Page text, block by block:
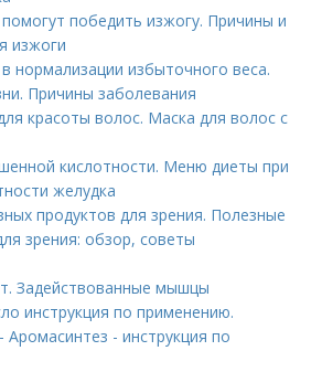
победить изжогу. Причины и
изжоги
нормализации избыточного веса.
Причины заболевания
красоты волос. Маска для волос с
кислотности. Меню диеты при
желудка
продуктов для зрения. Полезные
зрения: обзор, советы
Задействованные мышцы
инструкция по применению.
- инструкция по